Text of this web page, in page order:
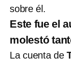
sobre él.
Este fue el
molestó
La cuenta de